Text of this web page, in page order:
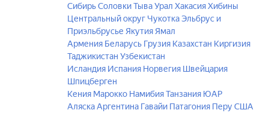
СибирьСоловкиТываУрал ХакасияХибины
Центральный округ ЧукоткаЭльбрус и
Приэльбрусье Якутия Ямал
Армения Беларусь Грузия Казахстан Киргизия
Таджикистан Узбекистан
Исландия Испания Норвегия Швейцария
Шпицберген
Кения Марокко НамибияТанзания ЮАР
АляскаАргентина Гавайи Патагония Перу США